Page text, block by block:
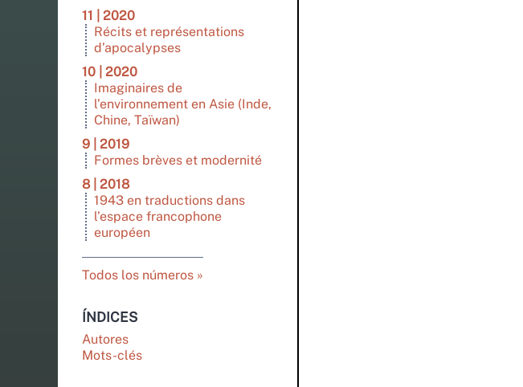
11 | 2020
Récits et représentations
d’apocalypses
10 | 2020
Imaginaires de
l’environnement en Asie (Inde,
Chine, Taïwan)
9 | 2019
Formes brèves et modernité
8 | 2018
1943 en traductions dans
l’espace francophone
européen
Todos los números
ÍNDICES
Autores
Mots-clés